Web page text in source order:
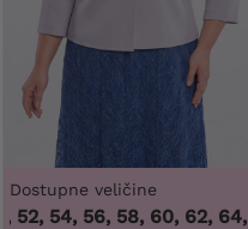
Dostupne veličine
52, 54, 56, 58, 60, 62, 64,